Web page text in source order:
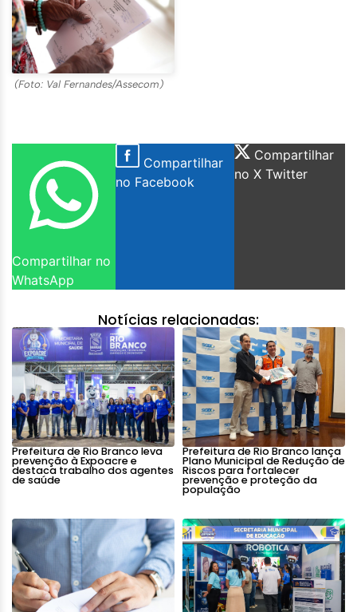
(Foto: Val Fernandes/Assecom)
Compartilhar no
WhatsApp
Compartilhar
no Facebook
Compartilhar
no X Twitter
Notícias relacionadas:
Prefeitura de Rio Branco leva
prevenção à Expoacre e
destaca trabalho dos agentes
de saúde
Prefeitura de Rio Branco lança
Plano Municipal de Redução de
Riscos para fortalecer
prevenção e proteção da
população